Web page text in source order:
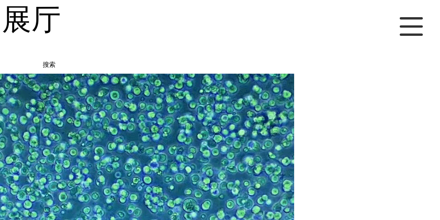
厅
搜索